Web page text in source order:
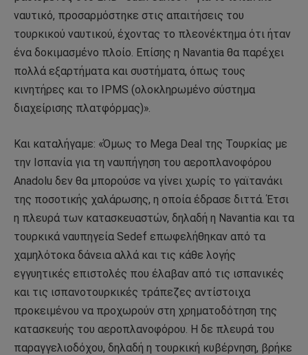
ναυτικό, προσαρμόστηκε στις απαιτήσεις του
τουρκικού ναυτικού, έχοντας το πλεονέκτημα ότι ήταν
ένα δοκιμασμένο πλοίο. Επίσης η Navantia θα παρέχει
πολλά εξαρτήματα και συστήματα, όπως τους
κινητήρες και το IPMS (ολοκληρωμένο σύστημα
διαχείρισης πλατφόρμας)».
Και καταλήγαμε: «Όμως το Mega Deal της Τουρκίας με
την Ισπανία για τη ναυπήγηση του αεροπλανοφόρου
Anadolu δεν θα μπορούσε να γίνει χωρίς το γαϊτανάκι
της ποσοτικής χαλάρωσης, η οποία έδρασε διττά. Έτσι
η πλευρά των κατασκευαστών, δηλαδή η Navantia και τα
τουρκικά ναυπηγεία Sedef επωφελήθηκαν από τα
χαμηλότοκα δάνεια αλλά και τις κάθε λογής
εγγυητικές επιστολές που έλαβαν από τις ισπανικές
και τις ισπανοτουρκικές τράπεζες αντίστοιχα
προκειμένου να προχωρούν στη χρηματοδότηση της
κατασκευής του αεροπλανοφόρου. Η δε πλευρά του
παραγγελιοδόχου, δηλαδή η τουρκική κυβέρνηση, βρήκε